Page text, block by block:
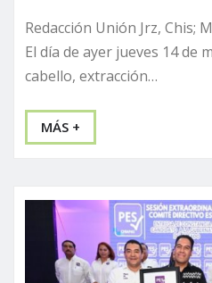
Redacción Unión Jrz, Chis;
El día de ayer jueves 14 de
cabello, extracción…
MÁS +